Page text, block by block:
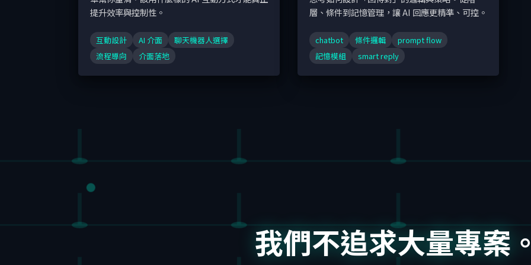
提升效率與控制性。
互動設計 AI 介面
聊天機器人選擇
流程導向
介面落地
層、條件到記憶管理，讓 AI 回應更精準、可控。
chatbot 條件邏輯
prompt flow
記憶模組
smart reply
我們不追求大量專案